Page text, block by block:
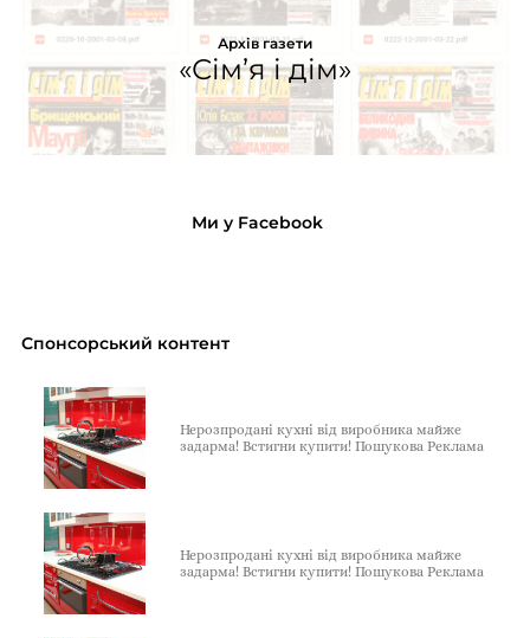
Архів газети
«Сім’я і дім»
Ми у Facebook
Спонсорський контент
Нерозпродані кухні від виробника майже
задарма! Встигни купити! Пошукова Реклама
Нерозпродані кухні від виробника майже
задарма! Встигни купити! Пошукова Реклама